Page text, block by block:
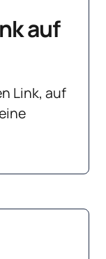
auf
Link, auf